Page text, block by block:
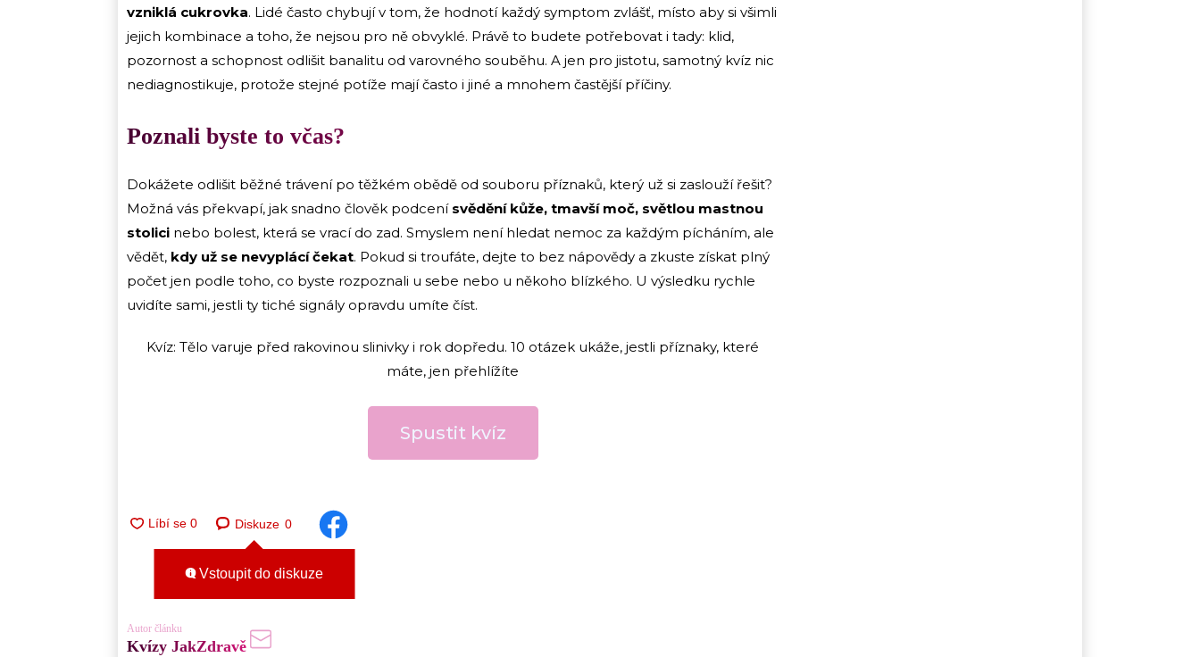
vzniklá cukrovka. Lidé často chybují v tom, že hodnotí každý symptom zvlášť, místo aby si všimli
jejich kombinace a toho, že nejsou pro ně obvyklé. Právě to budete potřebovat i tady: klid,
pozornost a schopnost odlišit banalitu od varovného souběhu. A jen pro jistotu, samotný kvíz nic
nediagnostikuje, protože stejné potíže mají často i jiné a mnohem častější příčiny.
Poznali byste to včas?
Dokážete odlišit běžné trávení po těžkém obědě od souboru příznaků, který už si zaslouží řešit?
Možná vás překvapí, jak snadno člověk podcení svědění kůže, tmavší moč, světlou mastnou
stolici nebo bolest, která se vrací do zad. Smyslem není hledat nemoc za každým pícháním, ale
vědět, kdy už se nevyplácí čekat. Pokud si troufáte, dejte to bez nápovědy a zkuste získat plný
počet jen podle toho, co byste rozpoznali u sebe nebo u někoho blízkého. U výsledku rychle
uvidíte sami, jestli ty tiché signály opravdu umíte číst.
Kvíz: Tělo varuje před rakovinou slinivky i rok dopředu. 10 otázek ukáže, jestli příznaky, které
máte, jen přehlížíte
Spustit kvíz
Diskuze 0
Vstoupit do diskuze
Autor článku
Kvízy JakZdravě